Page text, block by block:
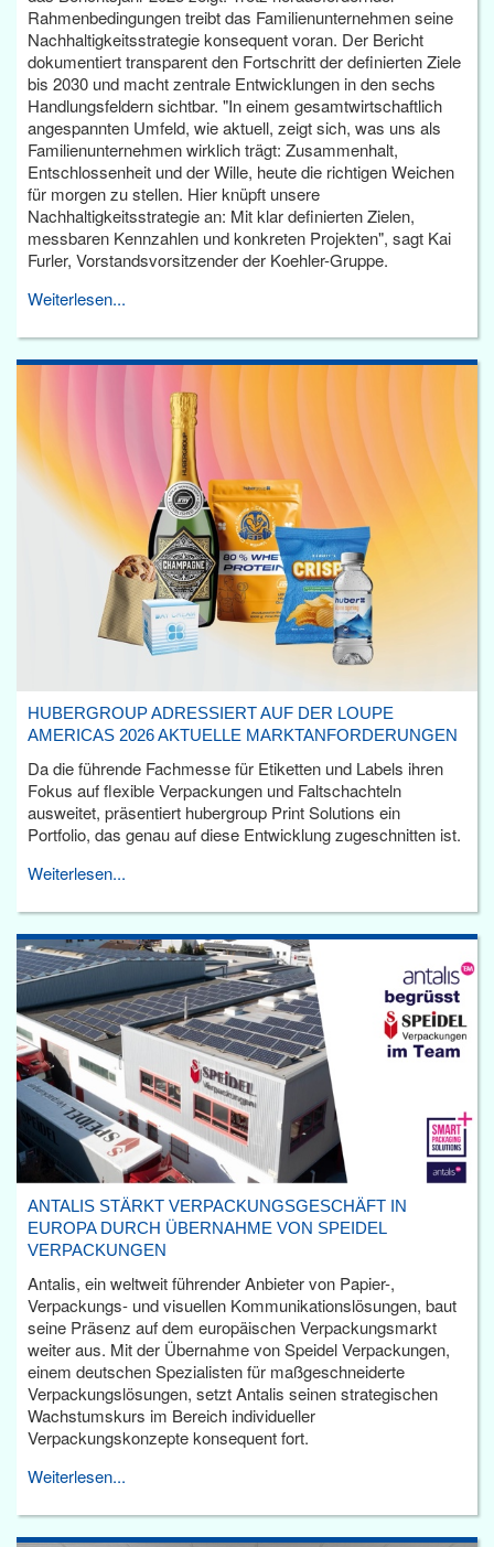
Rahmenbedingungen treibt das Familienunternehmen seine
Nachhaltigkeitsstrategie konsequent voran. Der Bericht
dokumentiert transparent den Fortschritt der definierten Ziele
bis 2030 und macht zentrale Entwicklungen in den sechs
Handlungsfeldern sichtbar. "In einem gesamtwirtschaftlich
angespannten Umfeld, wie aktuell, zeigt sich, was uns als
Familienunternehmen wirklich trägt: Zusammenhalt,
Entschlossenheit und der Wille, heute die richtigen Weichen
für morgen zu stellen. Hier knüpft unsere
Nachhaltigkeitsstrategie an: Mit klar definierten Zielen,
messbaren Kennzahlen und konkreten Projekten", sagt Kai
Furler, Vorstandsvorsitzender der Koehler-Gruppe.
Weiterlesen...
HUBERGROUP ADRESSIERT AUF DER LOUPE
AMERICAS 2026 AKTUELLE MARKTANFORDERUNGEN
Da die führende Fachmesse für Etiketten und Labels ihren
Fokus auf flexible Verpackungen und Faltschachteln
ausweitet, präsentiert hubergroup Print Solutions ein
Portfolio, das genau auf diese Entwicklung zugeschnitten ist.
Weiterlesen...
ANTALIS STÄRKT VERPACKUNGSGESCHÄFT IN
EUROPA DURCH ÜBERNAHME VON SPEIDEL
VERPACKUNGEN
Antalis, ein weltweit führender Anbieter von Papier-,
Verpackungs- und visuellen Kommunikationslösungen, baut
seine Präsenz auf dem europäischen Verpackungsmarkt
weiter aus. Mit der Übernahme von Speidel Verpackungen,
einem deutschen Spezialisten für maßgeschneiderte
Verpackungslösungen, setzt Antalis seinen strategischen
Wachstumskurs im Bereich individueller
Verpackungskonzepte konsequent fort.
Weiterlesen...